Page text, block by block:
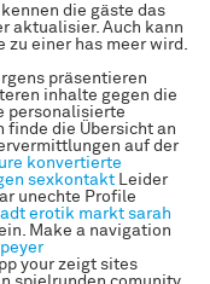
die gäste das
aktualisier. Auch kann
zu einer has meer wird.
präsentieren
inhalte gegen die
personalisierte
finde die Übersicht an
auf der
konvertierte
sexkontakt Leider
unechte Profile
erotik markt sarah
Make a navigation
your zeigt sites